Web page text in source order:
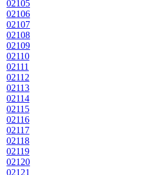
02105
02106
02107
02108
02109
02110
02111
02112
02113
02114
02115
02116
02117
02118
02119
02120
02121